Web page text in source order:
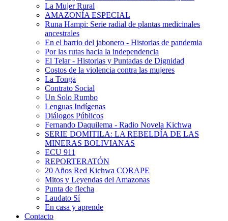
La Mujer Rural
AMAZONÍA ESPECIAL
Runa Hampi: Serie radial de plantas medicinales
ancestrales
En el barrio del jabonero - Historias de pandemia
Por las rutas hacia la independencia
El Telar - Historias y Puntadas de Dignidad
Costos de la violencia contra las mujeres
La Tonga
Contrato Social
Un Solo Rumbo
Lenguas Indígenas
Diálogos Públicos
Fernando Daquilema - Radio Novela Kichwa
SERIE DOMITILA: LA REBELDÍA DE LAS
MINERAS BOLIVIANAS
ECU 911
REPORTERATÓN
20 Años Red Kichwa CORAPE
Mitos y Leyendas del Amazonas
Punta de flecha
Laudato Sí
En casa y aprende
Contacto